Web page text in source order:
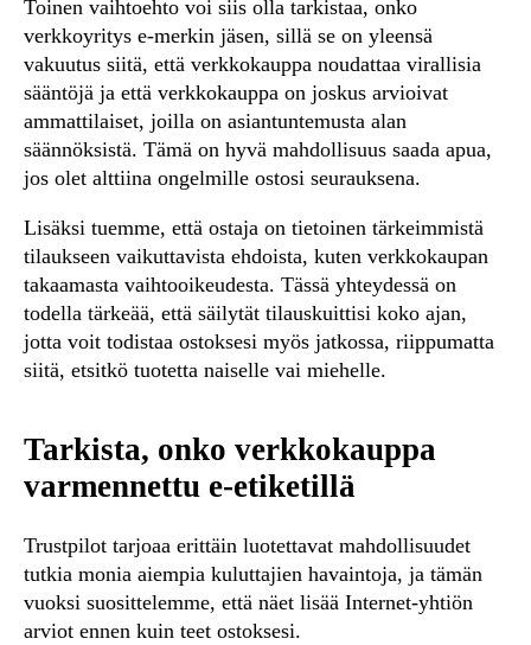
Toinen vaihtoehto voi siis olla tarkistaa, onko
verkkoyritys e-merkin jäsen, sillä se on yleensä
vakuutus siitä, että verkkokauppa noudattaa virallisia
sääntöjä ja että verkkokauppa on joskus arvioivat
ammattilaiset, joilla on asiantuntemusta alan
säännöksistä. Tämä on hyvä mahdollisuus saada apua,
jos olet alttiina ongelmille ostosi seurauksena.
Lisäksi tuemme, että ostaja on tietoinen tärkeimmistä
tilaukseen vaikuttavista ehdoista, kuten verkkokaupan
takaamasta vaihtooikeudesta. Tässä yhteydessä on
todella tärkeää, että säilytät tilauskuittisi koko ajan,
jotta voit todistaa ostoksesi myös jatkossa, riippumatta
siitä, etsitkö tuotetta naiselle vai miehelle.
Tarkista, onko verkkokauppa
varmennettu e-etiketillä
Trustpilot tarjoaa erittäin luotettavat mahdollisuudet
tutkia monia aiempia kuluttajien havaintoja, ja tämän
vuoksi suosittelemme, että näet lisää Internet-yhtiön
arviot ennen kuin teet ostoksesi.